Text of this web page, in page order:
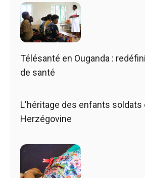
Télésanté en Ouganda :
de santé
L'héritage des enfants soldats
Herzégovine